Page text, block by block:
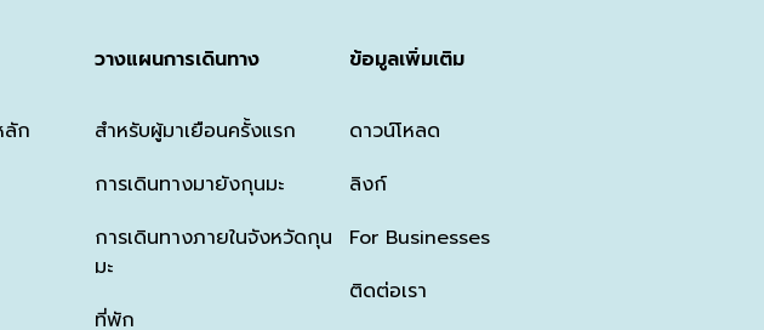
ลัก
วางแผนการเดินทาง
สำหรับผู้มาเยือนครั้งแรก
การเดินทางมายังกุนมะ
การเดินทางภายในจังหวัดกุน
มะ
ที่พัก
ข้อมูลเพิ่มเติม
ดาวน์โหลด
ลิงก์
For Businesses
ติดต่อเรา